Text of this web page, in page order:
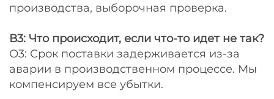
производства, выборочная проверка.
В3: Что происходит, если что-то идет не так?
О3: Срок поставки задерживается из-за
аварии в производственном процессе. Мы
компенсируем все убытки.